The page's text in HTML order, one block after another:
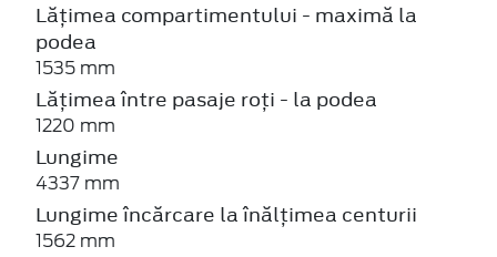
Lățimea compartimentului - maximă la
podea
1535 mm
Lățimea între pasaje roți - la podea
1220 mm
Lungime
4337 mm
Lungime încărcare la înălțimea centurii
1562 mm